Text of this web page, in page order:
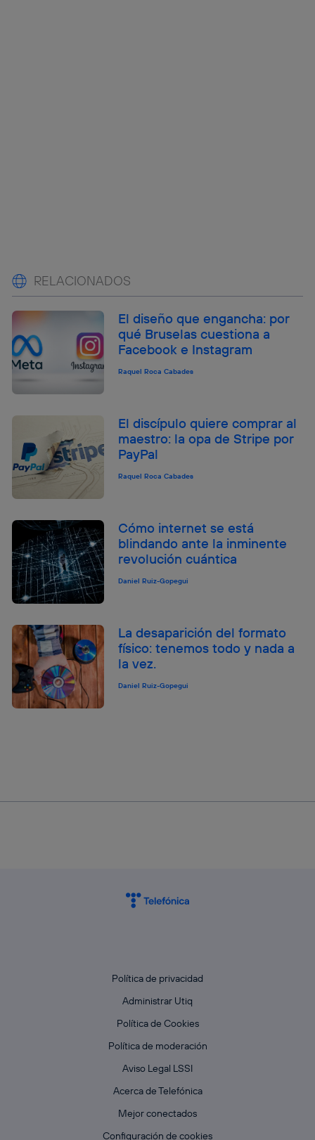
RELACIONADOS
El diseño que engancha: por
qué Bruselas cuestiona a
Facebook e Instagram
Raquel Roca Cabades
El discípulo quiere comprar al
maestro: la opa de Stripe por
PayPal
Raquel Roca Cabades
Cómo internet se está
blindando ante la inminente
revolución cuántica
Daniel Ruiz-Gopegui
La desaparición del formato
físico: tenemos todo y nada a
la vez.
Daniel Ruiz-Gopegui
Política de privacidad
Administrar Utiq
Política de Cookies
Política de moderación
Aviso Legal LSSI
Acerca de Telefónica
Mejor conectados
Configuración de cookies